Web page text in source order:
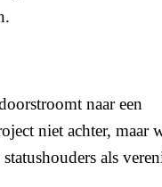
naar een
niet achter, maar
als